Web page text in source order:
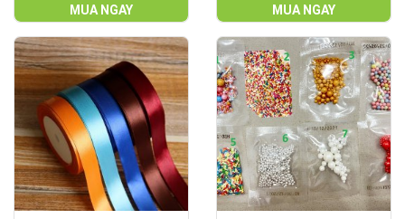
MUA NGAY MUA NGAY